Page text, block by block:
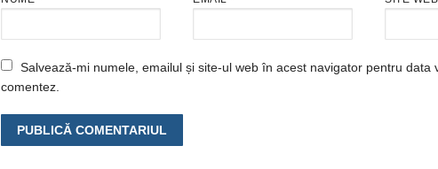
Salvează-mi numele, emailul și site-ul web în acest navigator pentru data
comentez.